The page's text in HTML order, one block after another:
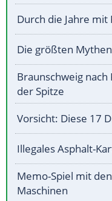
Durch die Jahre
Die größten
Braunschweig
der Spitze
Vorsicht: Diese 17
Illegales Asphalt-
Memo-Spiel mit
Maschinen